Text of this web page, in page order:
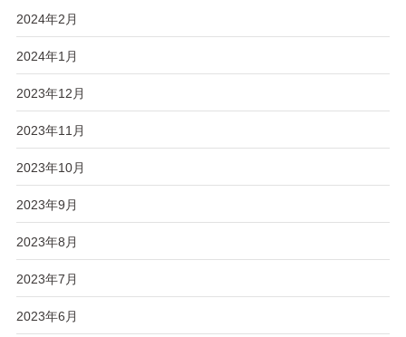
2024年2月
2024年1月
2023年12月
2023年11月
2023年10月
2023年9月
2023年8月
2023年7月
2023年6月